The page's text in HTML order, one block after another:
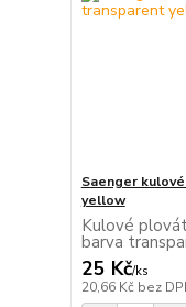
Saenger
yellow
Kulové
barva
25 Kč/ks
20,66 Kč bez